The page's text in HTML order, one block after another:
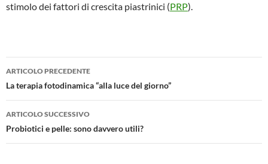
stimolo dei fattori di crescita piastrinici (PRP).
Navigazione
articolo
ARTICOLO PRECEDENTE
La terapia fotodinamica “alla luce del giorno”
ARTICOLO SUCCESSIVO
Probiotici e pelle: sono davvero utili?